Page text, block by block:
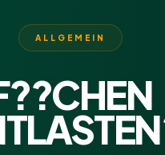
ALLGEMEIN